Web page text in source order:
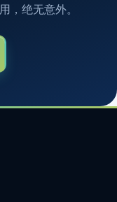
绝无意外。